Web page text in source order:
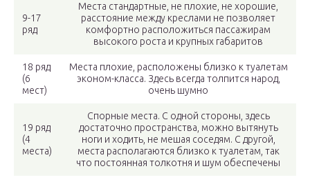
9-17
ряд
Места стандартные, не плохие, не хорошие,
расстояние между креслами не позволяет
комфортно расположиться пассажирам
высокого роста и крупных габаритов
18 ряд
(6
мест)
Места плохие, расположены близко к туалетам
эконом-класса. Здесь всегда толпится народ,
очень шумно
19 ряд
(4
места)
Спорные места. С одной стороны, здесь
достаточно пространства, можно вытянуть
ноги и ходить, не мешая соседям. С другой,
места располагаются близко к туалетам, так
что постоянная толкотня и шум обеспечены